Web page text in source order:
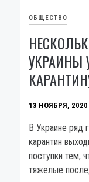
ОБЩЕСТВО
УКРАИНЫ
13 НОЯБРЯ, 2020
В Украине ряд
карантин
поступки тем,
тяжелые